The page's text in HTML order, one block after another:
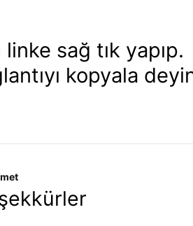
linke sağ tık yapıp.
kopyala